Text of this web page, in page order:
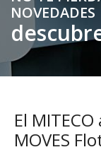
NOVEDADES
El
MOVES